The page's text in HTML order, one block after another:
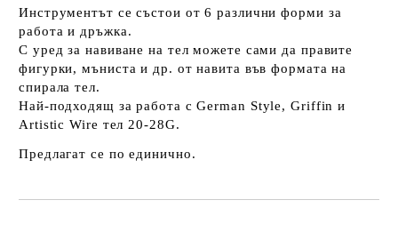
Инструментът се състои от 6 различни форми за
работа и дръжка.
С уред за навиване на тел можете сами да правите
фигурки, мъниста и др. от навита във формата на
спирала тел.
Най-подходящ за работа с German Style, Griffin и
Artistic Wire тел 20-28G.
Предлагат се по единично.